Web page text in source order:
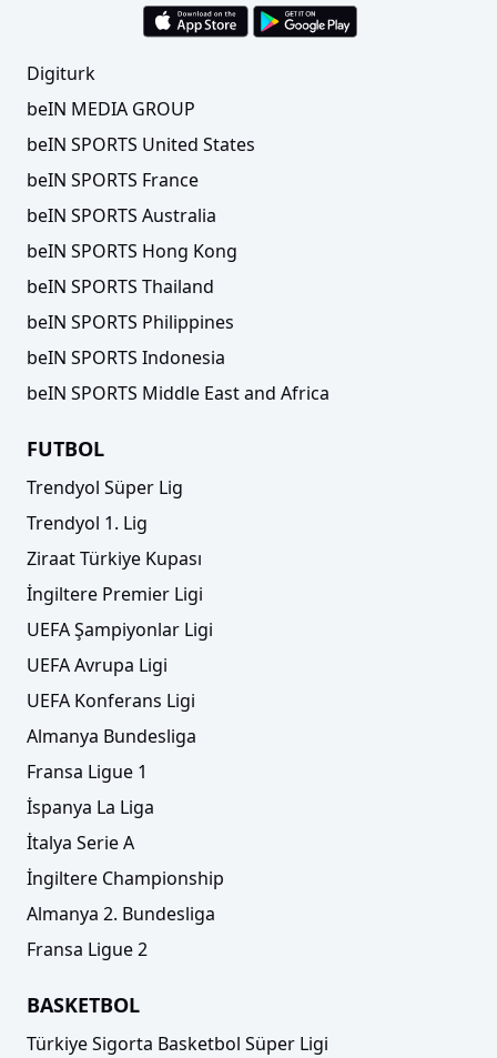
Digiturk
beIN MEDIA GROUP
beIN SPORTS United States
beIN SPORTS France
beIN SPORTS Australia
beIN SPORTS Hong Kong
beIN SPORTS Thailand
beIN SPORTS Philippines
beIN SPORTS Indonesia
beIN SPORTS Middle East and Africa
FUTBOL
Trendyol Süper Lig
Trendyol 1. Lig
Ziraat Türkiye Kupası
İngiltere Premier Ligi
UEFA Şampiyonlar Ligi
UEFA Avrupa Ligi
UEFA Konferans Ligi
Almanya Bundesliga
Fransa Ligue 1
İspanya La Liga
İtalya Serie A
İngiltere Championship
Almanya 2. Bundesliga
Fransa Ligue 2
BASKETBOL
Türkiye Sigorta Basketbol Süper Ligi